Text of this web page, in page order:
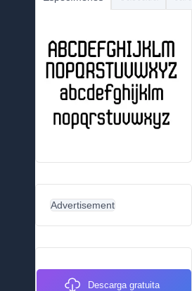
Advertisement
Descarga gratuita